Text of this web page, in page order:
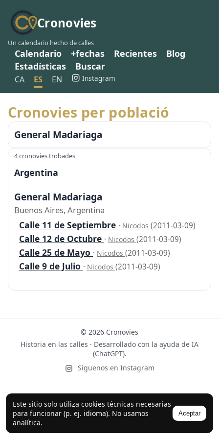
Cronovies
Un calendario hecho de calles
Calendario +fechas Recientes
Blog
Estadísticas
Buscar
CA ES EN Instagram
Este sitio solo utiliza cookies técnicas necesarias
para funcionar (p. ej. idioma). No usamos
analítica.
Aceptar
Cronovies per població
General Madariaga
4 cronovies trobades
Argentina
General Madariaga
Buenos Aires, Argentina
Calle 11 de Septiembre · Nicodos (2011-03-09)
Calle 12 de Octubre · Nicodos (2011-03-09)
Calle 25 de Mayo · Nicodos (2011-03-09)
Calle 9 de Julio · Nicodos (2011-03-09)
© 2026 Cronovies
Historia en las calles · Desarrollado con la ayuda de IA
(ChatGPT).
Síguenos en Instagram